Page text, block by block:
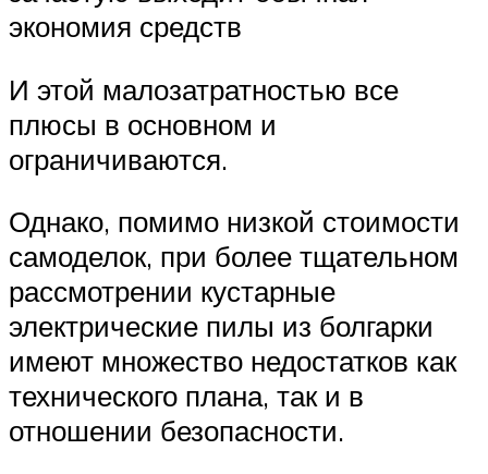
экономия средств
И этой малозатратностью все
плюсы в основном и
ограничиваются.
Однако, помимо низкой стоимости
самоделок, при более тщательном
рассмотрении кустарные
электрические пилы из болгарки
имеют множество недостатков как
технического плана, так и в
отношении безопасности.